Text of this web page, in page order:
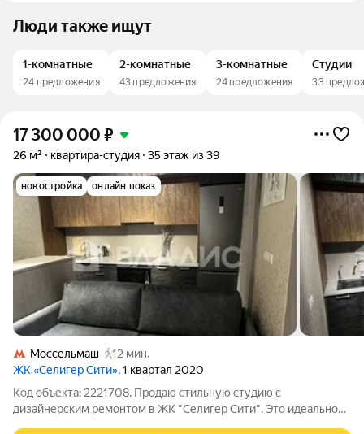
Люди также ищут
1-комнатные
24 предложения
2-комнатные
43 предложения
3-комнатные
24 предложения
Студии
33
17 300 000 ₽
26 м² квартира-студия 35 этаж из 39
новостройка онлайн показ
Моссельмаш
12 мин.
ЖК «Селигер Сити», 1 квартал 2020
Код объекта: 2221708. Продаю стильную студию с
дизайнерским ремонтом в ЖК "Селигер Сити". Это идеальное